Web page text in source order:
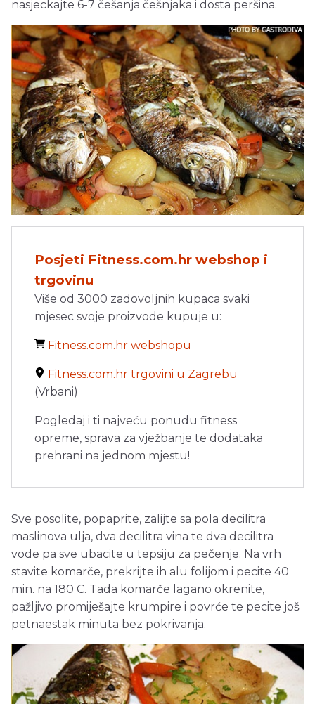
nasjeckajte 6-7 češanja češnjaka i dosta peršina.
Posjeti Fitness.com.hr webshop i
trgovinu
Više od 3000 zadovoljnih kupaca svaki
mjesec svoje proizvode kupuje u:
Fitness.com.hr webshopu
Fitness.com.hr trgovini u Zagrebu
(Vrbani)
Pogledaj i ti najveću ponudu fitness
opreme, sprava za vježbanje te dodataka
prehrani na jednom mjestu!
Sve posolite, popaprite, zalijte sa pola decilitra
maslinova ulja, dva decilitra vina te dva decilitra
vode pa sve ubacite u tepsiju za pečenje. Na vrh
stavite komarče, prekrijte ih alu folijom i pecite 40
min. na 180 C. Tada komarče lagano okrenite,
pažljivo promiješajte krumpire i povrće te pecite još
petnaestak minuta bez pokrivanja.